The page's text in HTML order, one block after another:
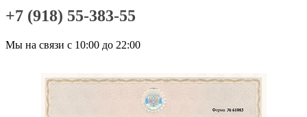
+7 (918) 55-383-55
Мы на связи с 10:00 до 22:00